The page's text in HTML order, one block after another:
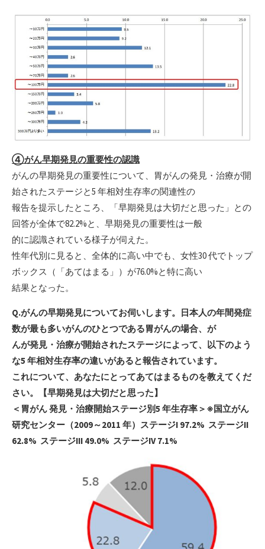
④がん早期発見の重要性の認識
がんの早期発見の重要性について、胃がんの発見・治療が開
始されたステージと5 年相対生存率の関連性の
報告を提示したところ、「早期発見は大切だと思った」との
回答が全体で82.2%と、早期発見の重要性は一般
的に認識されている様子が伺えた。
性年代別に見ると、全体的に高い中でも、女性30 代でトップ
ボックス（「あてはまる」）が76.0%と特に高い
結果となった。
Q.がんの早期発見についてお伺いします。日本人の年間発症
数が最も多いがんのひとつである胃がんの場合、が
んが発見・治療が開始されたステージによって、以下のよう
な5 年相対生存率の違いがあると報告されています。
これについて、あなたにとってあてはまるものを教えてくだ
さい。【早期発見は大切だと思った】
＜胃がん 発見・治療開始ステージ別5 年生存率＞※国立がん
研究センター（2009～2011 年）ステージI 97.2% ステージII
62.8% ステージIII 49.0% ステージIV 7.1%